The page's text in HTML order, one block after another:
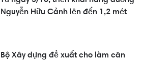
Nguyễn Hữu Cảnh lên đến 1,2 mét
Bộ Xây dựng đề xuất cho làm căn